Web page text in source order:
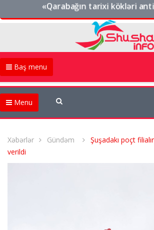
«Qarabağın tarixi kökləri
Baş menu
Menu
Xəbərlər Gündəm
Şuşadakı poçt
verildi